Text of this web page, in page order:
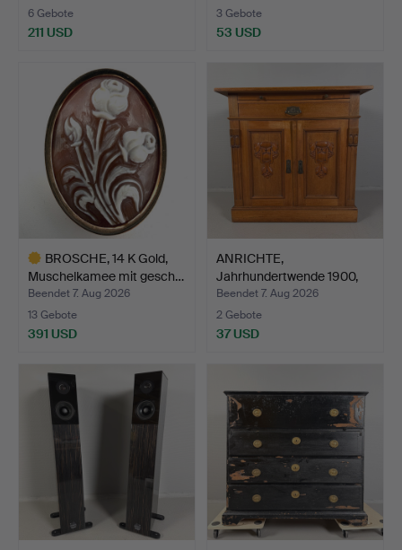
6 Gebote
211 USD
3 Gebote
53 USD
BROSCHE, 14 K Gold,
Muschelkamee mit gesch…
Beendet 7. Aug 2026
13 Gebote
391 USD
Objekt
ANRICHTE,
Jahrhundertwende 1900,
Jugendsti…
Beendet 7. Aug 2026
2 Gebote
37 USD